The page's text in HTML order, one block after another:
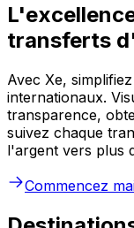
transferts
Avec Xe,
internationaux.
transparence,
suivez chaque
l'argent vers plus
Commencez